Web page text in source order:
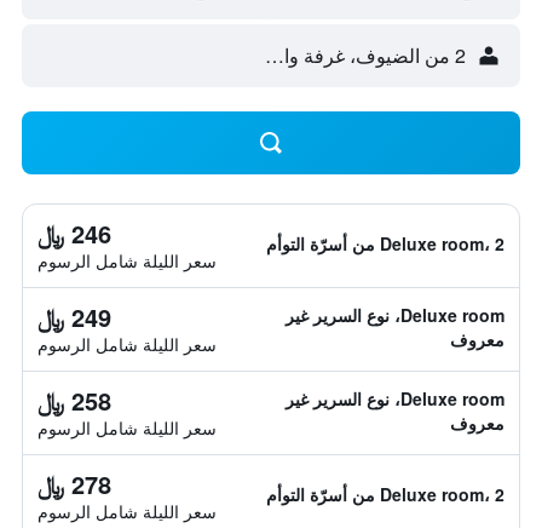
2 من الضيوف، غرفة واحدة
Deluxe room، 2 من أسرّة التوأم 246 ﷼
سعر الليلة شامل الرسوم
Deluxe room، نوع السرير غير
معروف
249 ﷼
سعر الليلة شامل الرسوم
Deluxe room، نوع السرير غير
معروف
258 ﷼
سعر الليلة شامل الرسوم
Deluxe room، 2 من أسرّة التوأم 278 ﷼
سعر الليلة شامل الرسوم